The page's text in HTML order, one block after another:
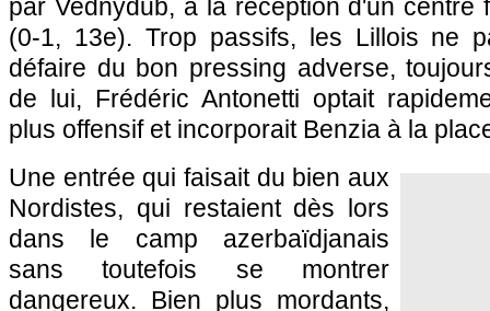
par Vednydub, à la réception d'un centre
(0-1, 13e). Trop passifs, les Lillois ne
défaire du bon pressing adverse,
de lui, Frédéric Antonetti optait
plus offensif et incorporait Benzia à la
Une entrée qui faisait du bien aux
Nordistes, qui restaient dès lors
dans le camp azerbaïdjanais
sans toutefois se montrer
dangereux. Bien plus mordants,